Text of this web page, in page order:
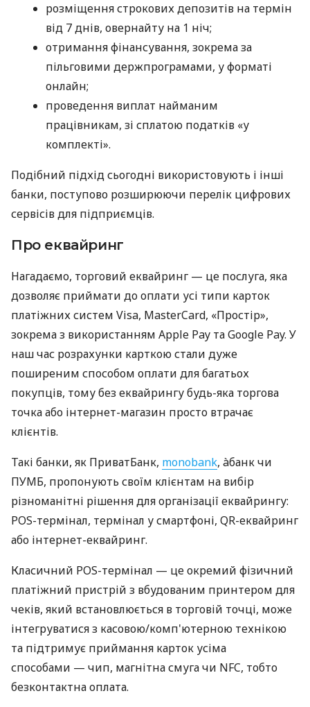
розміщення строкових депозитів на термін
від 7 днів, овернайту на 1 ніч;
отримання фінансування, зокрема за
пільговими держпрограмами, у форматі
онлайн;
проведення виплат найманим
працівникам, зі сплатою податків «у
комплекті».
Подібний підхід сьогодні використовують і інші
банки, поступово розширюючи перелік цифрових
сервісів для підприємців.
Про еквайринг
Нагадаємо, торговий еквайринг — це послуга, яка
дозволяє приймати до оплати усі типи карток
платіжних систем Visa, MasterCard, «Простір»,
зокрема з використанням Apple Pay та Google Pay. У
наш час розрахунки карткою стали дуже
поширеним способом оплати для багатьох
покупців, тому без еквайрингу будь-яка торгова
точка або інтернет-магазин просто втрачає
клієнтів.
Такі банки, як ПриватБанк, monobank, àбанк чи
ПУМБ, пропонують своїм клієнтам на вибір
різноманітні рішення для організації еквайрингу:
POS-термінал, термінал у смартфоні, QR-еквайринг
або інтернет-еквайринг.
Класичний POS-термінал — це окремий фізичний
платіжний пристрій з вбудованим принтером для
чеків, який встановлюється в торговій точці, може
інтегруватися з касовою/комп'ютерною технікою
та підтримує приймання карток усіма
способами — чип, магнітна смуга чи NFC, тобто
безконтактна оплата.